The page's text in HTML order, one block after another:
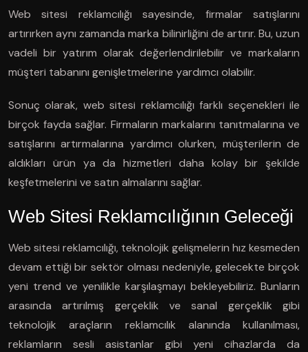
Web sitesi reklamcılığı sayesinde, firmalar satışlarını
artırırken aynı zamanda marka bilinirliğini de artırır. Bu, uzun
vadeli bir yatırım olarak değerlendirilebilir ve markaların
müşteri tabanını genişletmelerine yardımcı olabilir.
Sonuç olarak, web sitesi reklamcılığı farklı seçenekleri ile
birçok fayda sağlar. Firmaların markalarını tanıtmalarına ve
satışlarını artırmalarına yardımcı olurken, müşterilerin de
aldıkları ürün ya da hizmetleri daha kolay bir şekilde
keşfetmelerini ve satın almalarını sağlar.
Web Sitesi Reklamcılığının Geleceği
Web sitesi reklamcılığı, teknolojik gelişmelerin hız kesmeden
devam ettiği bir sektör olması nedeniyle, gelecekte birçok
yeni trend ve yenilikle karşılaşmayı bekleyebiliriz. Bunların
arasında artırılmış gerçeklik ve sanal gerçeklik gibi
teknolojik araçların reklamcılık alanında kullanılması,
reklamların sesli asistanlar gibi yeni cihazlarda da